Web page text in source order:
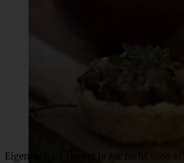
Eigentlich ist Herbst ja gar nicht sooo